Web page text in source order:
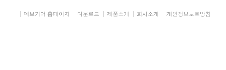
데브기어 홈페이지 다운로드 제품소개 회사소개 개인정보보호방침